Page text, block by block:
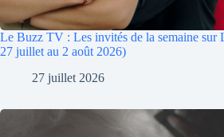
Le Buzz TV : Les invités de la semaine sur
27 juillet au 2 août 2026)
27 juillet 2026